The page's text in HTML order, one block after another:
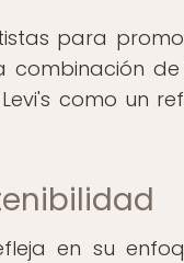
para
como un
en su